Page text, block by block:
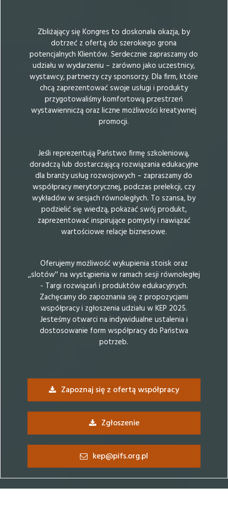
Zbliżający się Kongres to doskonała okazja, by
dotrzeć z ofertą do szerokiego grona
potencjalnych Klientów. Serdecznie zapraszamy do
udziału w wydarzeniu – zarówno jako uczestnicy,
wystawcy, partnerzy czy sponsorzy. Dla firm, które
chcą zaprezentować swoje usługi i produkty
przygotowaliśmy komfortową przestrzeń
wystawienniczą oraz liczne możliwości kreatywnej
promocji.
Jeśli reprezentują Państwo firmę szkoleniową,
doradczą lub dostarczającą rozwiązania edukacyjne
dla branży usług rozwojowych – zapraszamy do
współpracy merytorycznej, podczas prelekcji, czy
wykładów w sesjach równoległych. To szansa, by
podzielić się wiedzą, pokazać swój produkt,
zaprezentować inspirujące pomysły i nawiązać
wartościowe relacje biznesowe.
Oferujemy możliwość wykupienia stoisk oraz
,,slotów'' na wystąpienia w ramach sesji równoległej
- Targi rozwiązań i produktów edukacyjnych.
Zachęcamy do zapoznania się z propozycjami
współpracy i zgłoszenia udziału w KEP 2025.
Jesteśmy otwarci na indywidualne ustalenia i
dostosowanie form współpracy do Państwa
potrzeb.
Zapoznaj się z ofertą współpracy
Zgłoszenie
kep@pifs.org.pl